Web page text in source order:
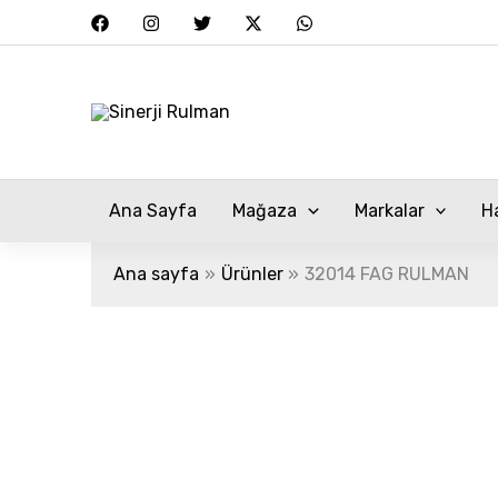
atla
Ana Sayfa Mağaza Markalar
Ana sayfa Ürünler 32014 FAG RULMAN